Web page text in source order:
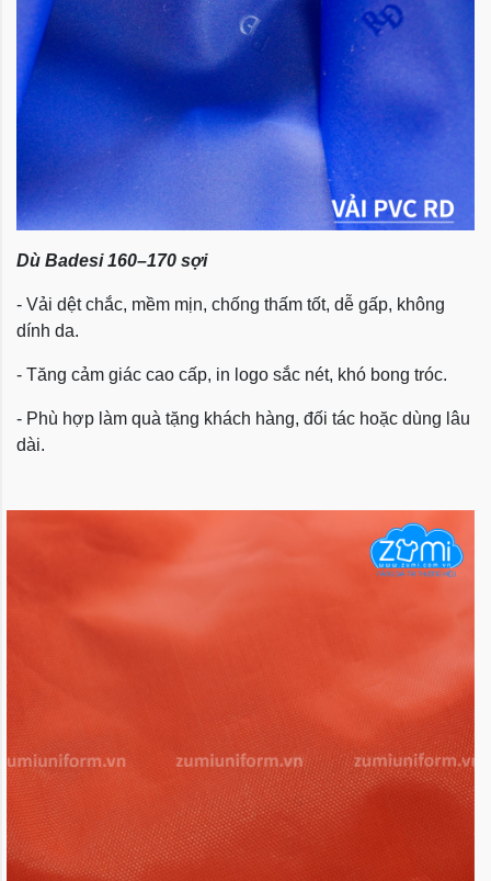
Dù Badesi 160–170 sợi
- Vải dệt chắc, mềm mịn, chống thấm tốt, dễ gấp, không
dính da.
- Tăng cảm giác cao cấp, in logo sắc nét, khó bong tróc.
- Phù hợp làm quà tặng khách hàng, đối tác hoặc dùng lâu
dài.